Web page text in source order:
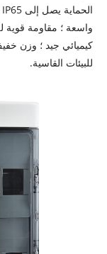
واسعة ؛ مقاومة قوية
كيميائي جيد ؛ وزن
للبيئات القاسية.